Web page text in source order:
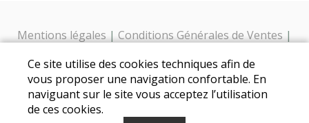
Mentions légales | Conditions Générales de Ventes |
Ferme Dollinger - 39 rue de la république - 67720 Hoerdt -
Tél. : 03 88 51 79 20
Ce site utilise des cookies techniques afin de
vous proposer une navigation confortable. En
naviguant sur le site vous acceptez l’utilisation
de ces cookies.